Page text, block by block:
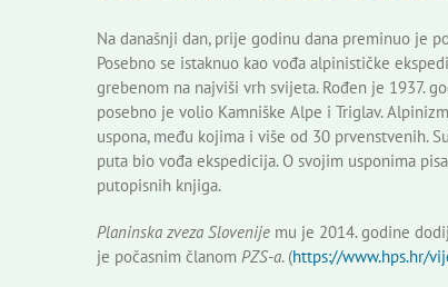
Na današnji dan, prije godinu dana preminuo je
Posebno se istaknuo kao vođa alpinističke
grebenom na najviši vrh svijeta. Rođen je 1937.
posebno je volio Kamniške Alpe i Triglav.
uspona, među kojima i više od 30 prvenstvenih.
puta bio vođa ekspedicija. O svojim usponima
putopisnih knjiga.
Planinska zveza Slovenije mu je 2014. godine
je počasnim članom PZS-a. (https://www.hps.hr/